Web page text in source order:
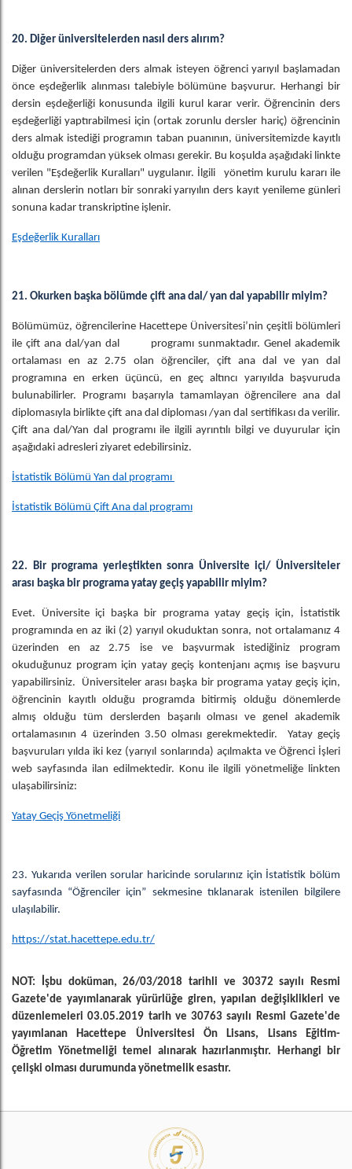
20. Diğer üniversitelerden nasıl ders alırım?
Diğer üniversitelerden ders almak isteyen öğrenci yarıyıl başlamadan
önce eşdeğerlik alınması talebiyle bölümüne başvurur. Herhangi bir
dersin eşdeğerliği konusunda ilgili kurul karar verir. Öğrencinin ders
eşdeğerliği yaptırabilmesi için (ortak zorunlu dersler hariç) öğrencinin
ders almak istediği programın taban puanının, üniversitemizde kayıtlı
olduğu programdan yüksek olması gerekir. Bu koşulda aşağıdaki linkte
verilen "Eşdeğerlik Kuralları" uygulanır. İlgili yönetim kurulu kararı ile
alınan derslerin notları bir sonraki yarıyılın ders kayıt yenileme günleri
sonuna kadar transkriptine işlenir.
Eşdeğerlik Kuralları
21. Okurken başka bölümde çift ana dal/ yan dal yapabilir miyim?
Bölümümüz, öğrencilerine Hacettepe Üniversitesi’nin çeşitli bölümleri
ile çift ana dal/yan dal programı sunmaktadır. Genel akademik
ortalaması en az 2.75 olan öğrenciler, çift ana dal ve yan dal
programına en erken üçüncü, en geç altıncı yarıyılda başvuruda
bulunabilirler. Programı başarıyla tamamlayan öğrencilere ana dal
diplomasıyla birlikte çift ana dal diploması /yan dal sertifikası da verilir.
Çift ana dal/Yan dal programı ile ilgili ayrıntılı bilgi ve duyurular için
aşağıdaki adresleri ziyaret edebilirsiniz.
İstatistik Bölümü Yan dal programı
İstatistik Bölümü Çift Ana dal programı
22. Bir programa yerleştikten sonra Üniversite içi/ Üniversiteler
arası başka bir programa yatay geçiş yapabilir miyim?
Evet. Üniversite içi başka bir programa yatay geçiş için, İstatistik
programında en az iki (2) yarıyıl okuduktan sonra, not ortalamanız 4
üzerinden en az 2.75 ise ve başvurmak istediğiniz program
okuduğunuz program için yatay geçiş kontenjanı açmış ise başvuru
yapabilirsiniz. Üniversiteler arası başka bir programa yatay geçiş için,
öğrencinin kayıtlı olduğu programda bitirmiş olduğu dönemlerde
almış olduğu tüm derslerden başarılı olması ve genel akademik
ortalamasının 4 üzerinden 3.50 olması gerekmektedir. Yatay geçiş
başvuruları yılda iki kez (yarıyıl sonlarında) açılmakta ve Öğrenci İşleri
web sayfasında ilan edilmektedir. Konu ile ilgili yönetmeliğe linkten
ulaşabilirsiniz:
Yatay Geçiş Yönetmeliği
23. Yukarıda verilen sorular haricinde sorularınız için İstatistik bölüm
sayfasında “Öğrenciler için” sekmesine tıklanarak istenilen bilgilere
ulaşılabilir.
https://stat.hacettepe.edu.tr/
NOT: İşbu doküman, 26/03/2018 tarihli ve 30372 sayılı Resmi
Gazete'de yayımlanarak yürürlüğe giren, yapılan değişiklikleri ve
düzenlemeleri 03.05.2019 tarih ve 30763 sayılı Resmi Gazete'de
yayımlanan Hacettepe Üniversitesi Ön Lisans, Lisans Eğitim-
Öğretim Yönetmeliği temel alınarak hazırlanmıştır. Herhangi bir
çelişki olması durumunda yönetmelik esastır.